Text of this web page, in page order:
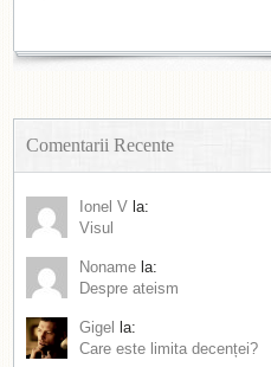
Comentarii Recente
Ionel V la:
Visul
Noname la:
Despre ateism
Gigel
la:
Care este limita decenței?